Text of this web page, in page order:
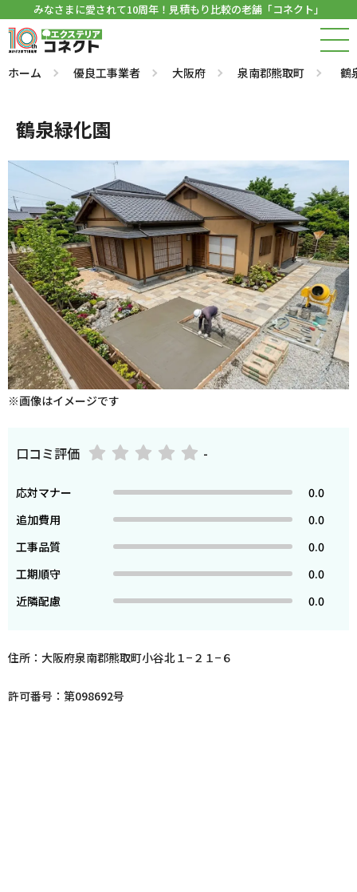
みなさまに愛されて10周年！見積もり比較の老舗「コネクト」
ホーム 優良工事業者 大阪府 泉南郡熊取町 鶴
鶴泉緑化園
※画像はイメージです
口コミ評価 -
応対マナー
0.0
追加費用
0.0
工事品質
0.0
工期順守
0.0
近隣配慮
0.0
住所：大阪府泉南郡熊取町小谷北１−２１−６
許可番号：第098692号